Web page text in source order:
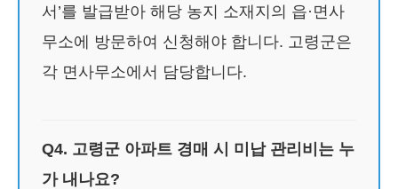
서’를 발급받아 해당 농지 소재지의 읍·면사
무소에 방문하여 신청해야 합니다. 고령군은
각 면사무소에서 담당합니다.
Q4. 고령군 아파트 경매 시 미납 관리비는 누
가 내나요?